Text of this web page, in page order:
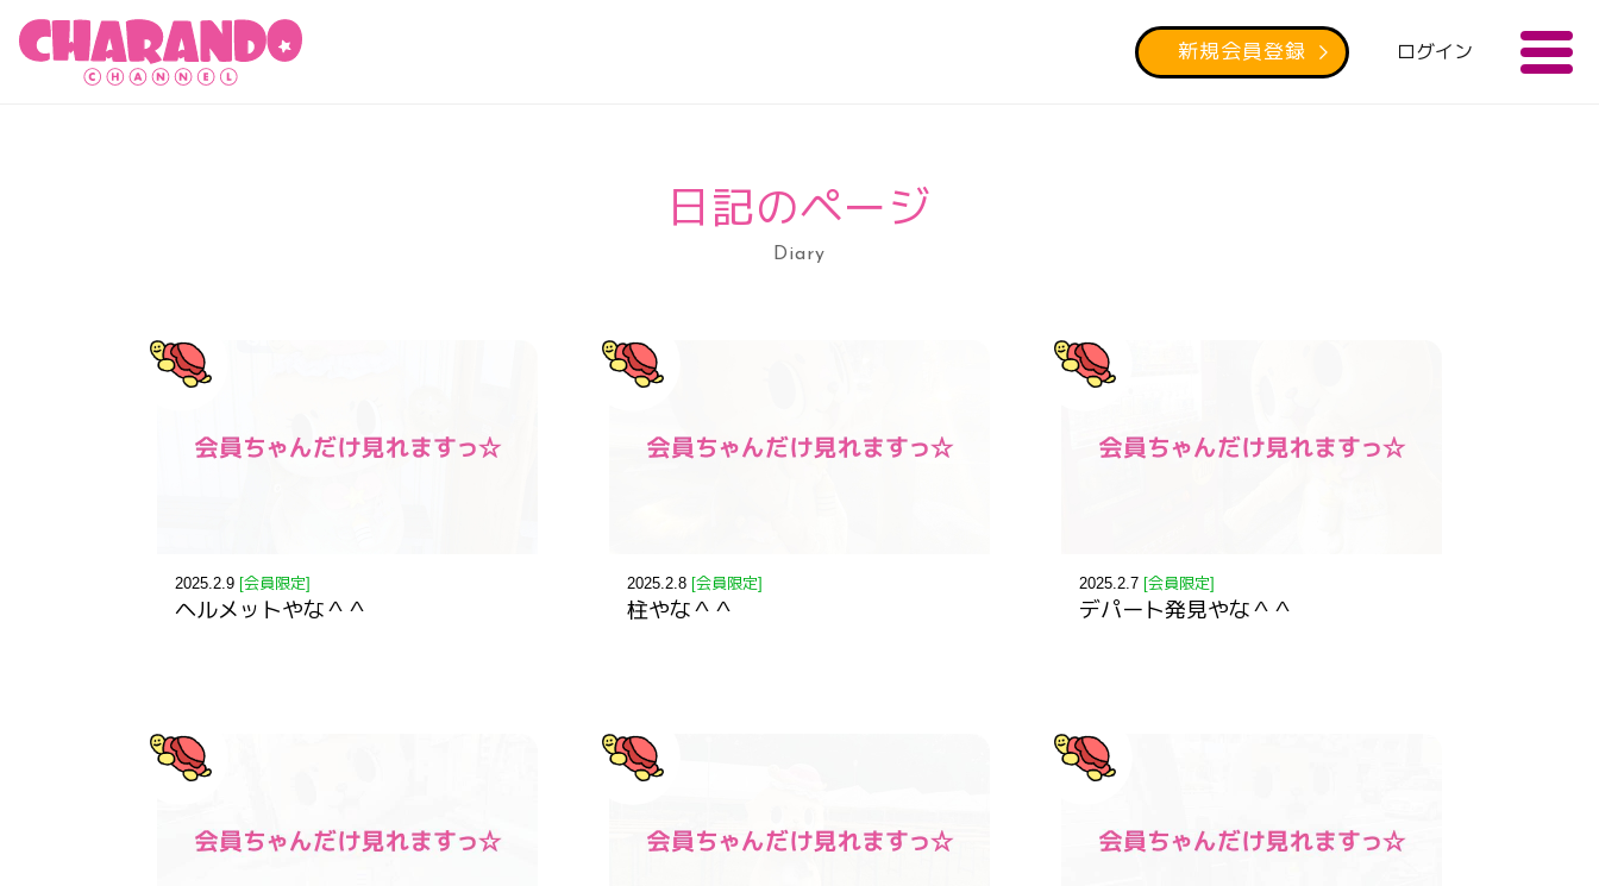
ログイン
新規会員登録
日記のページ
Diary
2025.2.9 [会員限定]
ヘルメットやな＾＾
2025.2.8 [会員限定]
柱やな＾＾
2025.2.7 [会員限定]
デパート発見やな＾＾